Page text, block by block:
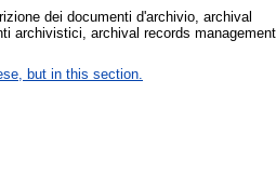
dei documenti d'archivio, archival
archivistici, archival records management,
but in this section.